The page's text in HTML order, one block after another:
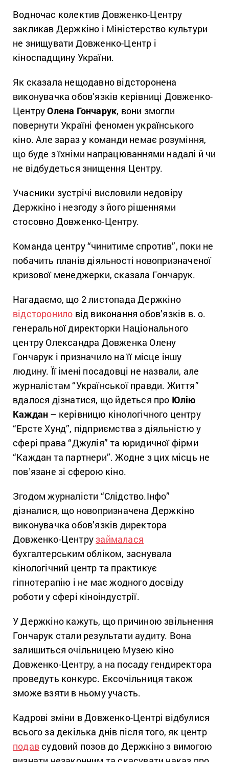
Водночас колектив Довженко-Центру
закликав Держкіно і Міністерство культури
не знищувати Довженко-Центр і
кіноспадщину України.
Як сказала нещодавно відсторонена
виконувачка обов’язків керівниці Довженко-
ЦентруОлена Гончарук, вони змогли
повернути Україні феномен українського
кіно. Але зараз у команди немає розуміння,
що буде з їхніми напрацюваннями надалі й чи
не відбудеться знищення Центру.
Учасники зустрічі висловили недовіру
Держкіно і незгоду з його рішеннями
стосовно Довженко-Центру.
Команда центру “чинитиме спротив”, поки не
побачить планів діяльності новопризначеної
кризової менеджерки, сказала Гончарук.
Нагадаємо, що 2 листопада Держкіно
відсторонило від виконання обов’язків в. о.
генеральної директорки Національного
центру Олександра Довженка Олену
Гончарук і призначило на її місце іншу
людину. Її імені посадовці не назвали, але
журналістам “Української правди. Життя”
вдалося дізнатися, що йдеться про Юлію
Каждан – керівницю кінологічного центру
“Ерсте Хунд”, підприємства з діяльністю у
сфері права “Джулія” та юридичної фірми
“Каждан та партнери”. Жодне з цих місць не
повʼязане зі сферою кіно.
Згодом журналісти “Слідство.Інфо”
дізналися, що новопризначена Держкіно
виконувачка обов’язків директора
Довженко-Центрузаймалася
бухгалтерським обліком, заснувала
кінологічний центр та практикує
гіпнотерапію і не має жодного досвіду
роботи у сфері кіноіндустрії.
У Держкіно кажуть, що причиною звільнення
Гончарук стали результати аудиту. Вона
залишиться очільницею Музею кіно
Довженко-Центру, а на посаду гендиректора
проведуть конкурс. Ексочільниця також
зможе взяти в ньому участь.
Кадрові зміни в Довженко-Центрі відбулися
всього за декілька днів після того, як центр
подавсудовий позов до Держкіно з вимогою